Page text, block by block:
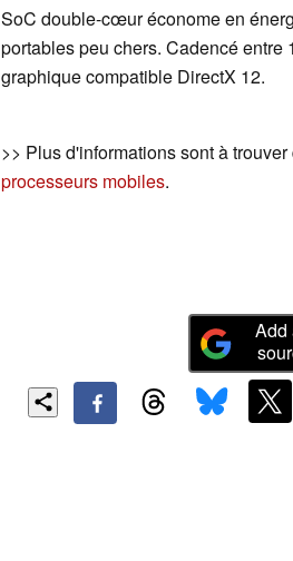
SoC double-cœur économe en
portables peu chers. Cadencé entre
graphique compatible DirectX 12.
>> Plus d'informations sont à trouver
processeurs mobiles.
Add